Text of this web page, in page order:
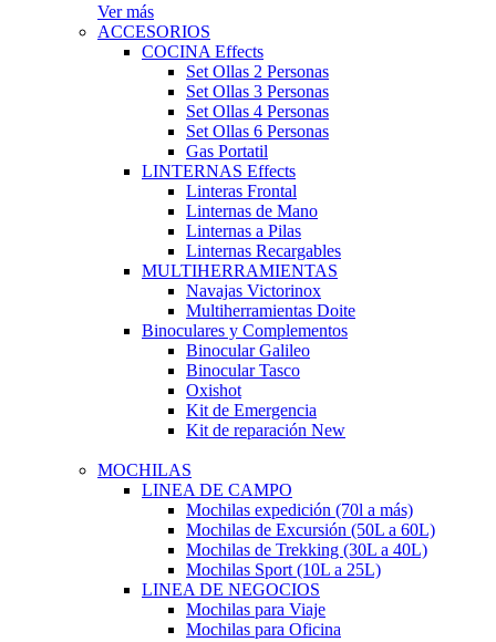
Ver más
ACCESORIOS
COCINA Effects
Set Ollas 2 Personas
Set Ollas 3 Personas
Set Ollas 4 Personas
Set Ollas 6 Personas
Gas Portatil
LINTERNAS Effects
Linteras Frontal
Linternas de Mano
Linternas a Pilas
Linternas Recargables
MULTIHERRAMIENTAS
Navajas Victorinox
Multiherramientas Doite
Binoculares y Complementos
Binocular Galileo
Binocular Tasco
Oxishot
Kit de Emergencia
Kit de reparación New
MOCHILAS
LINEA DE CAMPO
Mochilas expedición (70l a más)
Mochilas de Excursión (50L a 60L)
Mochilas de Trekking (30L a 40L)
Mochilas Sport (10L a 25L)
LINEA DE NEGOCIOS
Mochilas para Viaje
Mochilas para Oficina